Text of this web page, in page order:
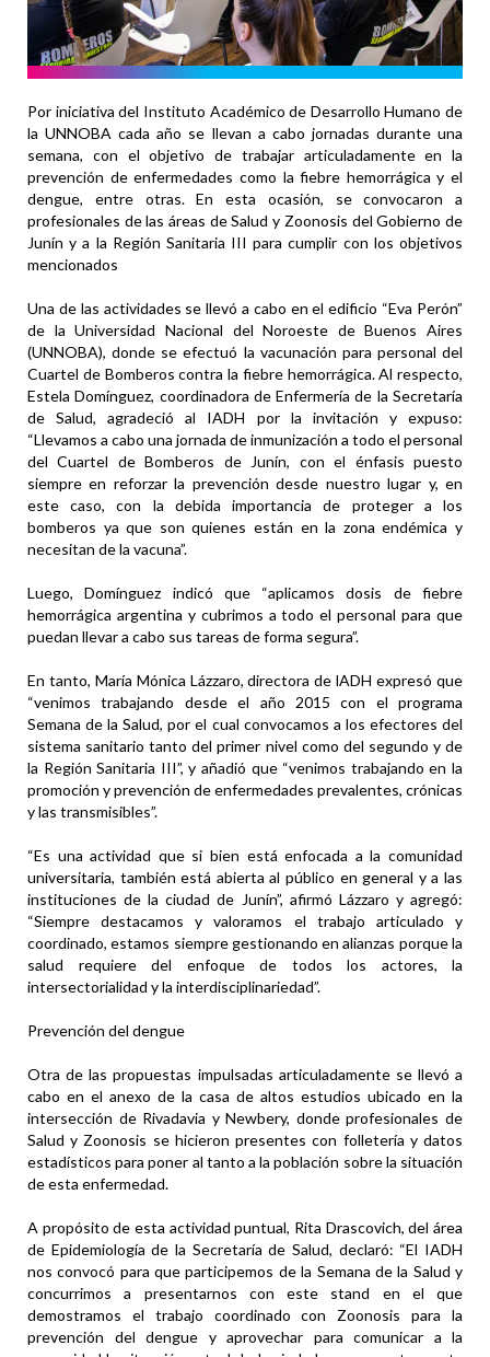
Por iniciativa del Instituto Académico de Desarrollo Humano de
la UNNOBA cada año se llevan a cabo jornadas durante una
semana, con el objetivo de trabajar articuladamente en la
prevención de enfermedades como la fiebre hemorrágica y el
dengue, entre otras. En esta ocasión, se convocaron a
profesionales de las áreas de Salud y Zoonosis del Gobierno de
Junín y a la Región Sanitaria III para cumplir con los objetivos
mencionados
Una de las actividades se llevó a cabo en el edificio “Eva Perón”
de la Universidad Nacional del Noroeste de Buenos Aires
(UNNOBA), donde se efectuó la vacunación para personal del
Cuartel de Bomberos contra la fiebre hemorrágica. Al respecto,
Estela Domínguez, coordinadora de Enfermería de la Secretaría
de Salud, agradeció al IADH por la invitación y expuso:
“Llevamos a cabo una jornada de inmunización a todo el personal
del Cuartel de Bomberos de Junín, con el énfasis puesto
siempre en reforzar la prevención desde nuestro lugar y, en
este caso, con la debida importancia de proteger a los
bomberos ya que son quienes están en la zona endémica y
necesitan de la vacuna”.
Luego, Domínguez indicó que “aplicamos dosis de fiebre
hemorrágica argentina y cubrimos a todo el personal para que
puedan llevar a cabo sus tareas de forma segura”.
En tanto, María Mónica Lázzaro, directora de lADH expresó que
“venimos trabajando desde el año 2015 con el programa
Semana de la Salud, por el cual convocamos a los efectores del
sistema sanitario tanto del primer nivel como del segundo y de
la Región Sanitaria III”, y añadió que “venimos trabajando en la
promoción y prevención de enfermedades prevalentes, crónicas
y las transmisibles”.
“Es una actividad que si bien está enfocada a la comunidad
universitaria, también está abierta al público en general y a las
instituciones de la ciudad de Junín”, afirmó Lázzaro y agregó:
“Siempre destacamos y valoramos el trabajo articulado y
coordinado, estamos siempre gestionando en alianzas porque la
salud requiere del enfoque de todos los actores, la
intersectorialidad y la interdisciplinariedad”.
Prevención del dengue
Otra de las propuestas impulsadas articuladamente se llevó a
cabo en el anexo de la casa de altos estudios ubicado en la
intersección de Rivadavia y Newbery, donde profesionales de
Salud y Zoonosis se hicieron presentes con folletería y datos
estadísticos para poner al tanto a la población sobre la situación
de esta enfermedad.
A propósito de esta actividad puntual, Rita Drascovich, del área
de Epidemiología de la Secretaría de Salud, declaró: “El IADH
nos convocó para que participemos de la Semana de la Salud y
concurrimos a presentarnos con este stand en el que
demostramos el trabajo coordinado con Zoonosis para la
prevención del dengue y aprovechar para comunicar a la